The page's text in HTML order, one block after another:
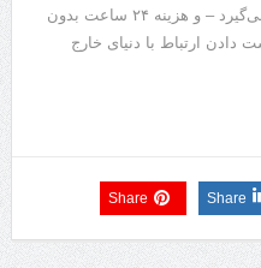
بخش‌های سرمایه‌گذاری را نیز در بر می‌گیرد – و هزینه ۲۴ ساعت بدون
دادن ارتباط با دنیای خارج
Share
Share